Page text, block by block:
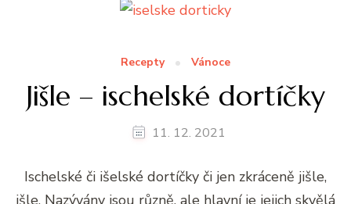
Recepty Vánoce
Jišle – ischelské dortíčky
11. 12. 2021
Ischelské či išelské dortíčky či jen zkráceně jišle,
išle. Nazývány jsou různě, ale hlavní je jejich skvělá